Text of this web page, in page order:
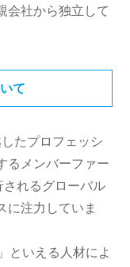
会社から独立して
て
たプロフェッシ
るメンバーファー
されるグローバル
に注力していま
といえる人材によ